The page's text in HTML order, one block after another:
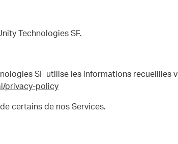
Technologies SF.
SF utilise les informations recueillies
privacy-policy
certains de nos Services.